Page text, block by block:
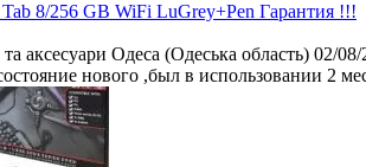
8/256 GB WiFi LuGrey+Pen Гарантия !!!
аксесуари Одеса (Одеська область) 02/08/
нового ,был в использовании 2